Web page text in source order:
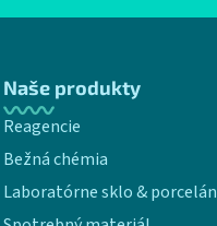
Naše produkty
Reagencie
Bežná chémia
Laboratórne sklo & porcelán